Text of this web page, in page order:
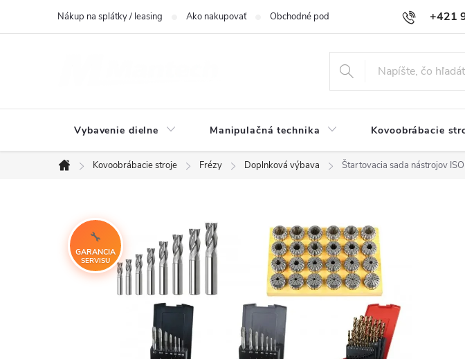
+421
Nákup na splátky / leasing Ako nakupovať Obchodné podmienky Podmienky
Vybavenie dielne Manipulačná technika Kovoobrábacie
Domov
Kovoobrábacie stroje Frézy Doplnková výbava Štartovacia sada nástrojov
GARANCIA
SERVISU